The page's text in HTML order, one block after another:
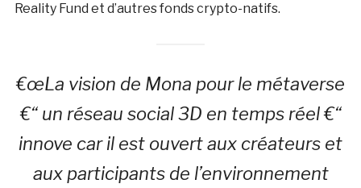
Reality Fund et d’autres fonds crypto-natifs.
€œLa vision de Mona pour le métaverse
€“ un réseau social 3D en temps réel €“
innove car il est ouvert aux créateurs et
aux participants de l’environnement